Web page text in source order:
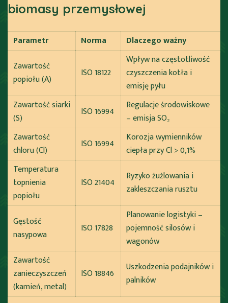
biomasy przemysłowej
Parametr Norma
Dlaczego ważny
Zawartość
popiołu (A)
ISO 18122
Wpływ na częstotliwość
czyszczenia kotła i
emisję pyłu
Zawartość siarki
(S)
ISO 16994
Regulacje środowiskowe
– emisja SO₂
Zawartość
chloru (Cl)
ISO 16994
Korozja wymienników
ciepła przy Cl > 0,1%
Temperatura
topnienia
popiołu
ISO 21404
Ryzyko żużlowania i
zakleszczania rusztu
Gęstość
nasypowa
ISO 17828
Planowanie logistyki –
pojemność silosów i
wagonów
Zawartość
zanieczyszczeń
(kamień, metal)
ISO 18846
Uszkodzenia podajników i
palników